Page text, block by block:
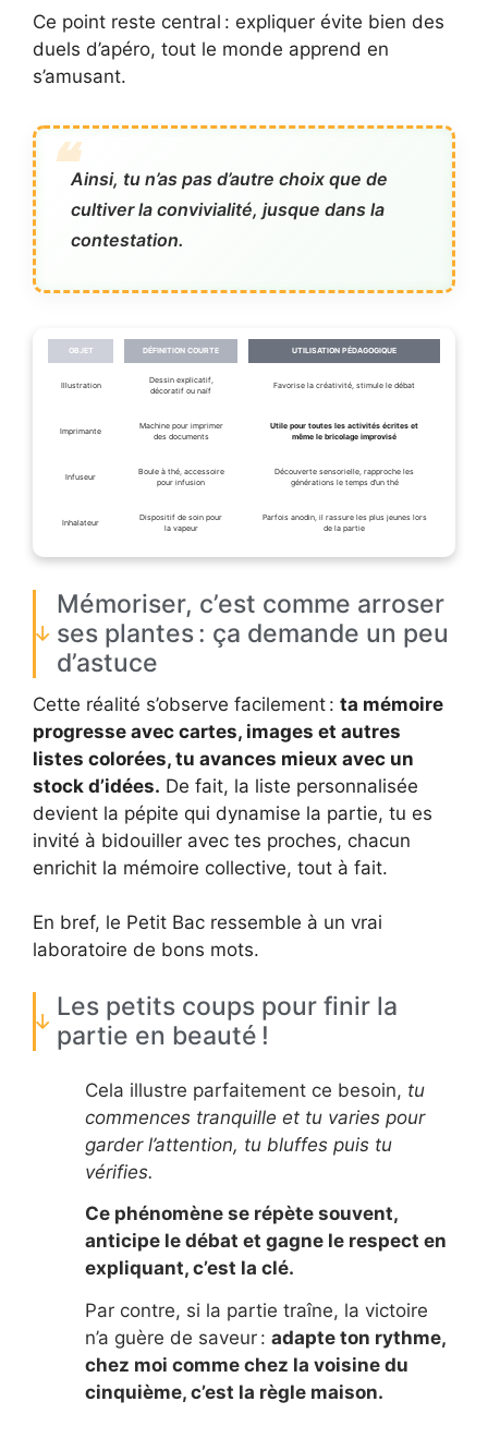
Ce point reste central : expliquer évite bien des
duels d’apéro, tout le monde apprend en
s’amusant.
Ainsi, tu n’as pas d’autre choix que de
cultiver la convivialité, jusque dans la
contestation.
OBJET DÉFINITION COURTE UTILISATION PÉDAGOGIQUE
Illustration
Dessin explicatif,
décoratif ou naïf
Favorise la créativité, stimule le débat
Imprimante
Machine pour imprimer
des documents
Utile pour toutes les activités écrites et
même le bricolage improvisé
Infuseur
Boule à thé, accessoire
pour infusion
Découverte sensorielle, rapproche les
générations le temps d’un thé
Inhalateur
Dispositif de soin pour
la vapeur
Parfois anodin, il rassure les plus jeunes lors
de la partie
Mémoriser, c’est comme arroser
ses plantes : ça demande un peu
d’astuce
Cette réalité s’observe facilement : ta mémoire
progresse avec cartes, images et autres
listes colorées, tu avances mieux avec un
stock d’idées. De fait, la liste personnalisée
devient la pépite qui dynamise la partie, tu es
invité à bidouiller avec tes proches, chacun
enrichit la mémoire collective, tout à fait.
En bref, le Petit Bac ressemble à un vrai
laboratoire de bons mots.
Les petits coups pour finir la
partie en beauté !
Cela illustre parfaitement ce besoin, tu
commences tranquille et tu varies pour
garder l’attention, tu bluffes puis tu
vérifies.
Ce phénomène se répète souvent,
anticipe le débat et gagne le respect en
expliquant, c’est la clé.
Par contre, si la partie traîne, la victoire
n’a guère de saveur : adapte ton rythme,
chez moi comme chez la voisine du
cinquième, c’est la règle maison.